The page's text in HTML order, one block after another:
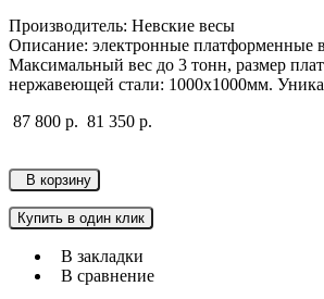
Производитель: Невские весы
Описание: электронные платформенные
Максимальный вес до 3 тонн, размер
нержавеющей стали: 1000х1000мм.
87 800 р. 81 350 р.
В корзину
Купить в один клик
В закладки
В сравнение